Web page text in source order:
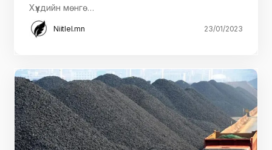
Хүүхдийн мөнгө…
Niitlel.mn 23/01/2023